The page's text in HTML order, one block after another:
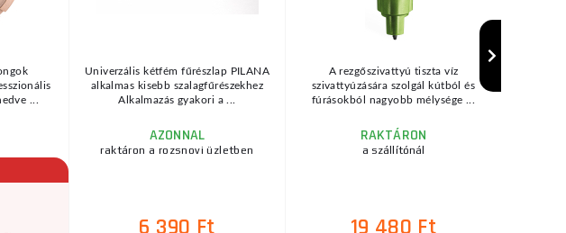
...
Univerzális kétfém fűrészlap PILANA
alkalmas kisebb szalagfűrészekhez
Alkalmazás gyakori a ...
AZONNAL
raktáron a rozsnovi üzletben
6 390 Ft
A rezgőszivattyú tiszta víz
szivattyúzására szolgál kútból és
fúrásokból nagyobb mélysége ...
RAKTÁRON
a szállítónál
19 480 Ft